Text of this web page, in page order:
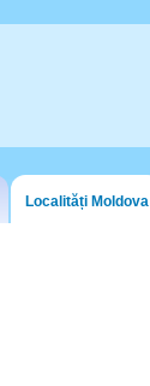
Localități Moldova